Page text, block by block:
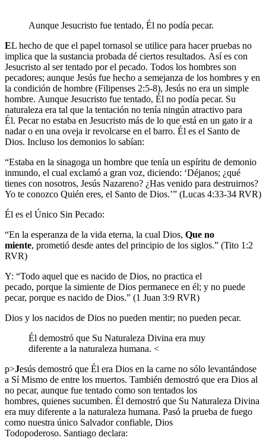
Aunque Jesucristo fue tentado, Él no podía pecar.
EL hecho de que el papel tornasol se utilice para hacer pruebas no
implica que la sustancia probada dé ciertos resultados. Así es con
Jesucristo al ser tentado por el pecado. Todos los hombres son
pecadores; aunque Jesús fue hecho a semejanza de los hombres y en
la condición de hombre (Filipenses 2:5-8), Jesús no era un simple
hombre. Aunque Jesucristo fue tentado, Él no podía pecar. Su
naturaleza era tal que la tentación no tenía ningún atractivo para
Él. Pecar no estaba en Jesucristo más de lo que está en un gato ir a
nadar o en una oveja ir revolcarse en el barro. Él es el Santo de
Dios. Incluso los demonios lo sabían:
“Estaba en la sinagoga un hombre que tenía un espíritu de demonio
inmundo, el cual exclamó a gran voz, diciendo: ‘Déjanos; ¿qué
tienes con nosotros, Jesús Nazareno? ¿Has venido para destruirnos?
Yo te conozco Quién eres, el Santo de Dios.’” (Lucas 4:33-34 RVR)
Él es el Único Sin Pecado:
“En la esperanza de la vida eterna, la cual Dios, Que no
miente, prometió desde antes del principio de los siglos.” (Tito 1:2
RVR)
Y: “Todo aquel que es nacido de Dios, no practica el
pecado, porque la simiente de Dios permanece en él; y no puede
pecar, porque es nacido de Dios.” (1 Juan 3:9 RVR)
Dios y los nacidos de Dios no pueden mentir; no pueden pecar.
Él demostró que Su Naturaleza Divina era muy
diferente a la naturaleza humana. <
p>Jesús demostró que Él era Dios en la carne no sólo levantándose
a Sí Mismo de entre los muertos. También demostró que era Dios al
no pecar, aunque fue tentado como son tentados los
hombres, quienes sucumben. Él demostró que Su Naturaleza Divina
era muy diferente a la naturaleza humana. Pasó la prueba de fuego
como nuestra único Salvador confiable, Dios
Todopoderoso. Santiago declara: